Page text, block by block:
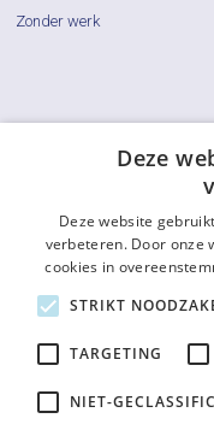
Zonder werk
Cliëntenraden
Vraag & Antwoord
De LCR
Contact
Afkortingenlijst
Deze
Deze website
verbeteren. Door onze
cookies in
STRIKT
TARGETING
NIET-